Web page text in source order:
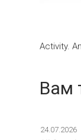
Activity.
Вам
24.07.2026